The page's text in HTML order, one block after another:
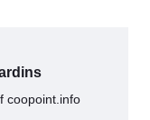
coopoint.info